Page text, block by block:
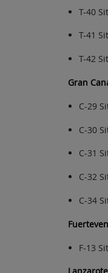
T-40
T-41
T-42
Gran
C-29
C-30
C-31
C-32
C-34
F-13